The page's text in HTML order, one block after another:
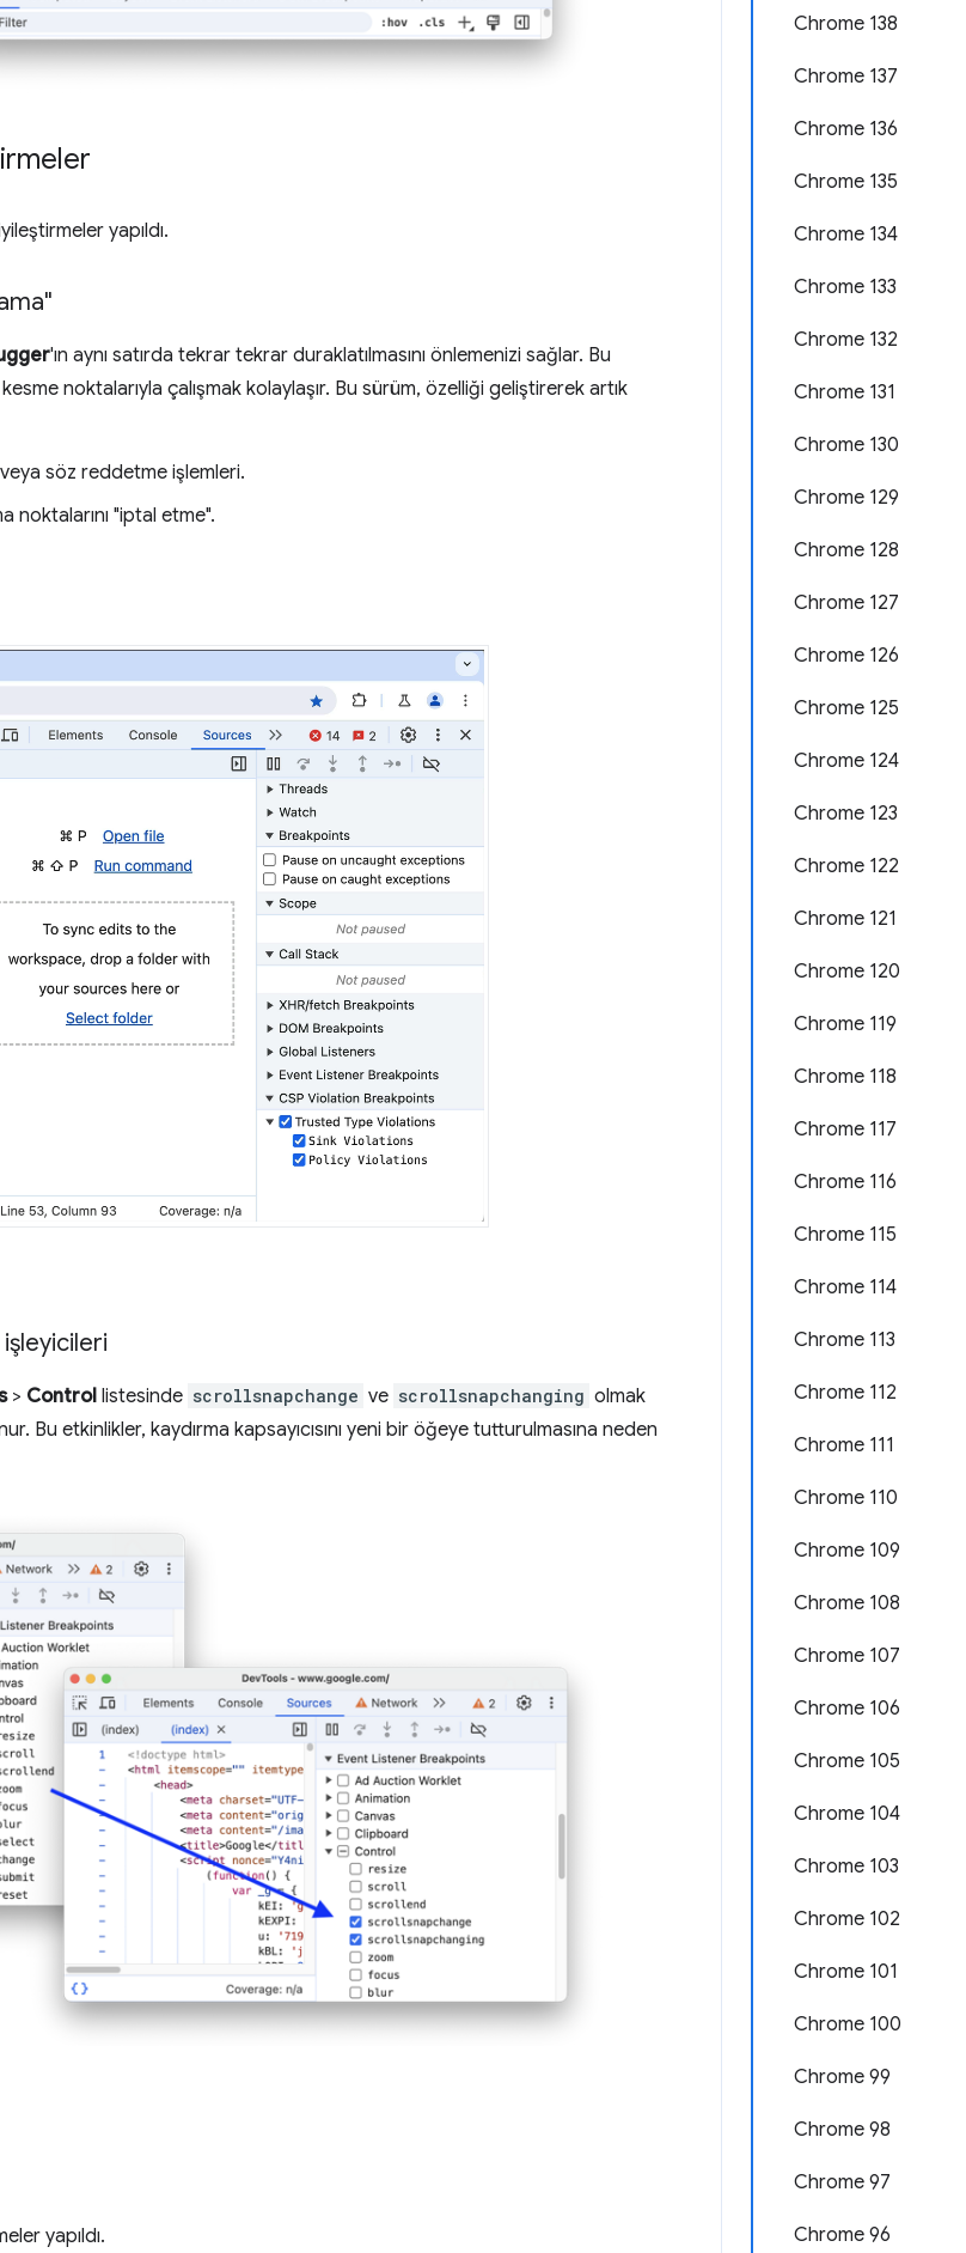
Chrome 138
Chrome 137
Chrome 136
Chrome 135
Chrome 134
Chrome 133
Chrome 132
Chrome 131
Chrome 130
Chrome 129
Chrome 128
Chrome 127
Chrome 126
Chrome 125
Chrome 124
Chrome 123
Chrome 122
Chrome 121
Chrome 120
Chrome 119
Chrome 118
Chrome 117
Chrome 116
Chrome 115
Chrome 114
Chrome 113
Chrome 112
Chrome 111
Chrome 110
Chrome 109
Chrome 108
Chrome 107
Chrome 106
Chrome 105
Chrome 104
Chrome 103
Chrome 102
Chrome 101
Chrome 100
Chrome 99
Chrome 98
Chrome 97
Chrome 96
yapıldı.
'ın aynı satırda tekrar tekrar duraklatılmasını önlemenizi sağlar. Bu
noktalarıyla çalışmak kolaylaşır. Bu sürüm, özelliği geliştirerek artık
söz reddetme işlemleri.
noktalarını "iptal etme".
> Control listesinde scrollsnapchange ve scrollsnapchanging olmak
Bu etkinlikler, kaydırma kapsayıcısını yeni bir öğeye tutturulmasına neden
yapıldı.